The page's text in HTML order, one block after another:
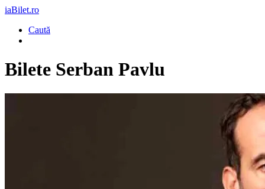
iaBilet.ro
Caută
Bilete Serban Pavlu